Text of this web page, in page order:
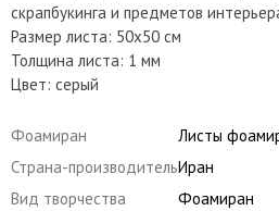
скрапбукинга и предметов
Размер листа: 50х50 см
Толщина листа: 1 мм
Цвет: серый
Фоамиран
Листы
Страна-производительИран
Вид творчества
Фоамиран